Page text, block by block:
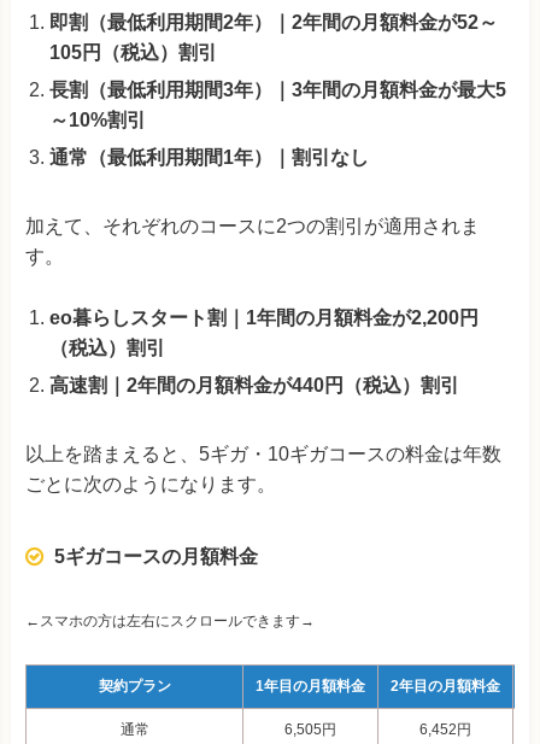
即割（最低利用期間2年）｜2年間の月額料金が52～
105円（税込）割引
長割（最低利用期間3年）｜3年間の月額料金が最大5
～10%割引
通常（最低利用期間1年）｜割引なし
加えて、それぞれのコースに2つの割引が適用されま
す。
eo暮らしスタート割｜1年間の月額料金が2,200円
（税込）割引
高速割｜2年間の月額料金が440円（税込）割引
以上を踏まえると、5ギガ・10ギガコースの料金は年数
ごとに次のようになります。
5ギガコースの月額料金
←スマホの方は左右にスクロールできます→
契約プラン 1年目の月額料金 2年目の月額料金
通常 6,505円 6,452円